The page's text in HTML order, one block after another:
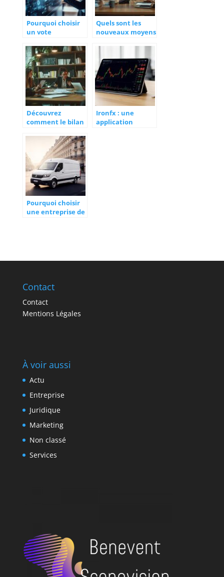
Pourquoi choisir
un vote
sécurisé pour vos
scrutins à
distance ?
Quels sont les
nouveaux moyens
L’audio à la
demande
révolutionne les
échanges
Découvrez
comment le bilan
indispensable
pour optimiser
votre patrimoine
devient accessible
avec les solutions
numériques
Ironfx : une
application
Pourquoi choisir
une entreprise de
Contact
Contact
Mentions Légales
À voir aussi
Actu
Entreprise
Juridique
Marketing
Non classé
Services